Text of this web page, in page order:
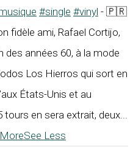
#single #vinyl - 🇵🇷
fidèle ami, Rafael Cortijo,
des années 60, à la mode
Los Hierros qui sort en
États-Unis et au
tours en sera extrait, deux...
See Less